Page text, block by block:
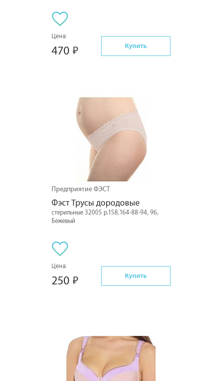
Цена:
470 Купить
Предприятие ФЭСТ
Фэст Трусы дородовые
стерильные 32005 р.158,164-88-94, 96,
Бежевый
Цена:
250 Купить